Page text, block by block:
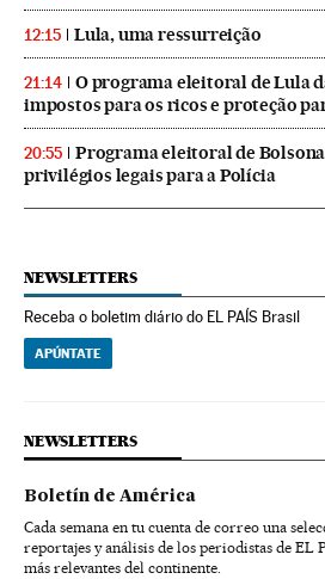
12:15 Lula, uma ressurreição
21:14
O programa eleitoral de Lula
impostos para os ricos e proteção
20:55
Programa eleitoral de
privilégios legais para a Polícia
NEWSLETTERS
Receba o boletim diário do EL PAÍS Brasil
APÚNTATE
NEWSLETTERS
Boletín de América
Cada semana en tu cuenta de correo una
reportajes y análisis de los periodistas de EL
más relevantes del continente.